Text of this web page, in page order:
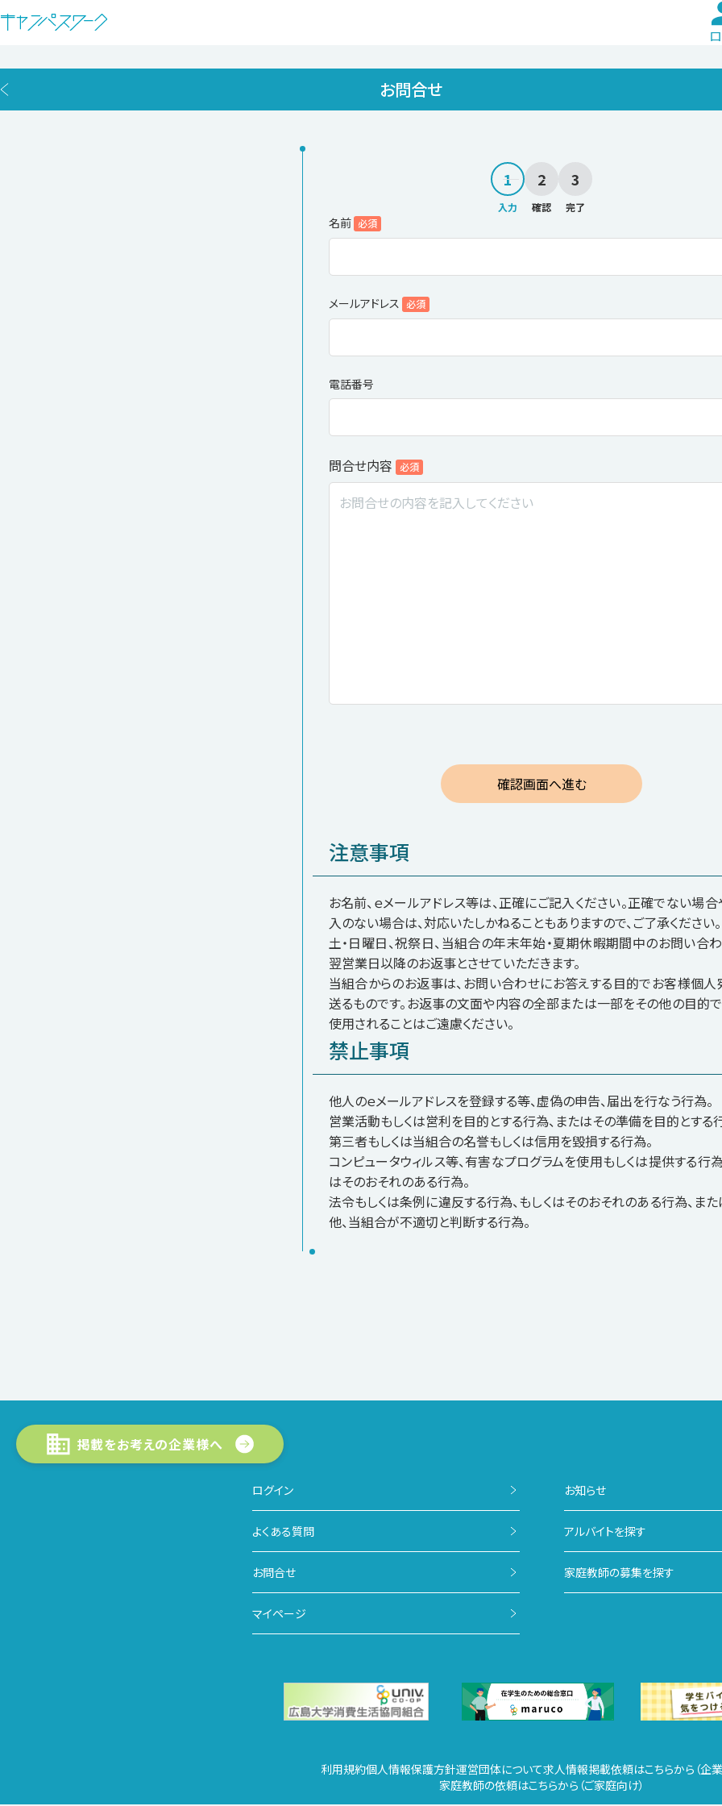
お問合せ
1
入力
2
確認
3
完了
名前 必須
メールアドレス 必須
電話番号
問合せ内容 必須
注意事項
お名前、ｅメールアドレス等は、正確にご記入ください。正確でない場
入のない場合は、対応いたしかねることもありますので、ご了承ください。
土・日曜日、祝祭日、当組合の年末年始・夏期休暇期間中のお問い合
翌営業日以降のお返事とさせていただきます。
当組合からのお返事は、お問い合わせにお答えする目的でお客様個人
送るものです。お返事の文面や内容の全部または一部をその他の目的
使用されることはご遠慮ください。
禁止事項
他人のｅメールアドレスを登録する等、虚偽の申告、届出を行なう行為。
営業活動もしくは営利を目的とする行為、またはその準備を目的とする
第三者もしくは当組合の名誉もしくは信用を毀損する行為。
コンピュータウィルス等、有害なプログラムを使用もしくは提供する行
はそのおそれのある行為。
法令もしくは条例に違反する行為、もしくはそのおそれのある行為、ま
他、当組合が不適切と判断する行為。
掲載をお考えの企業様へ
ログイン
アルバイトを探す
家庭教師の募集を探す
お知らせ
よくある質問
お問合せ
マイページ
利用規約個人情報保護方針運営団体について求人情報掲載依頼はこちらから（企
家庭教師の依頼はこちらから（ご家庭向け）